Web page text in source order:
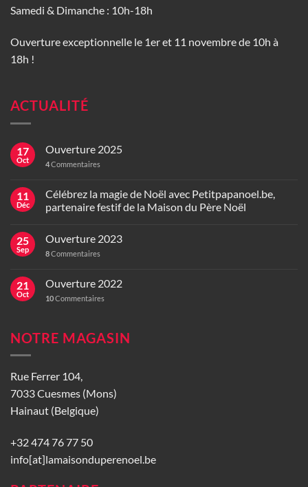
Samedi & Dimanche : 10h-18h
Ouverture exceptionnelle le 1er et 11 novembre de 10h à
18h !
ACTUALITÉ
17
Oct
Ouverture 2025
4Commentaires
11
Déc
Célébrez la magie de Noël avec Petitpapanoel.be,
partenaire festif de la Maison du Père Noël
25
Sep
Ouverture 2023
8Commentaires
21
Oct
Ouverture 2022
10Commentaires
NOTRE MAGASIN
Rue Ferrer 104,
7033 Cuesmes (Mons)
Hainaut (Belgique)
+32 474 76 77 50
info[at]lamaisonduperenoel.be